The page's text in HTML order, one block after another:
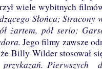
wiele wybitnych
Słońca; Stracony
żartem, pół serio;
Jego filmy zawsze
Billy Wilder stosował
Pierwszych